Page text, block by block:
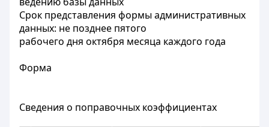
Срок представления формы административных
данных: не позднее пятого
рабочего дня октября месяца каждого года
Форма
Сведения о поправочных коэффициентах